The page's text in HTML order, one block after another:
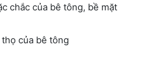
chắc của bê tông, bề mặt
của bê tông